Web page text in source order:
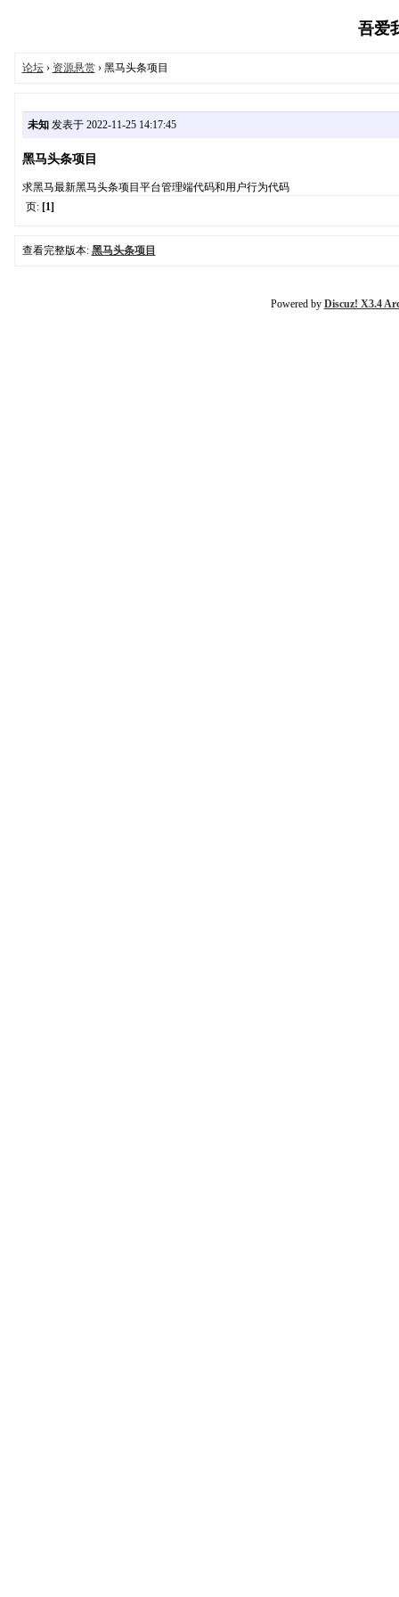
吾爱
论坛› 资源悬赏› 黑马头条项目
未知发表于 2022-11-25 14:17:45
黑马头条项目
求黑马最新黑马头条项目平台管理端代码和用户行为代码
页: [1]
查看完整版本: 黑马头条项目
Powered by Discuz! X3.4